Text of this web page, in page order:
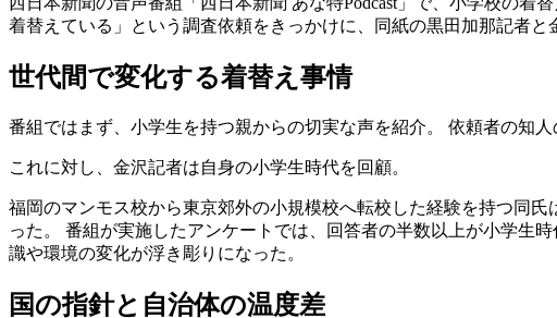
着替えている」という調査依頼をきっかけに、同紙の黒田加那記者と
世代間で変化する着替え事情
番組ではまず、小学生を持つ親からの切実な声を紹介。 依頼者の知
これに対し、金沢記者は自身の小学生時代を回顧。
福岡のマンモス校から東京郊外の小規模校へ転校した経験を持つ同
った。 番組が実施したアンケートでは、回答者の半数以上が小学生
識や環境の変化が浮き彫りになった。
国の指針と自治体の温度差